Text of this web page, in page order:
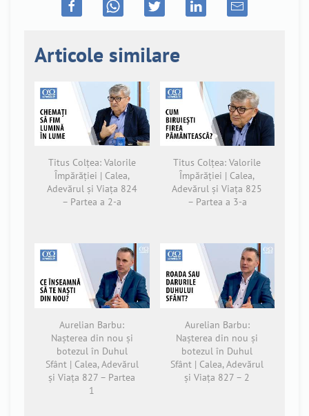
Articole similare
Titus Colțea: Valorile
Împărăției | Calea,
Adevărul și Viața 824
– Partea a 2-a
Titus Colțea: Valorile
Împărăției | Calea,
Adevărul și Viața 825
– Partea a 3-a
Aurelian Barbu:
Nașterea din nou și
botezul în Duhul
Sfânt | Calea, Adevărul
și Viața 827 – Partea
1
Aurelian Barbu:
Nașterea din nou și
botezul în Duhul
Sfânt | Calea, Adevărul
și Viața 827 – 2